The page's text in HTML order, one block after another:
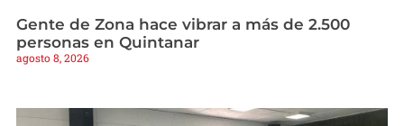
Gente de Zona hace vibrar a más de 2.500
personas en Quintanar
agosto 8, 2026